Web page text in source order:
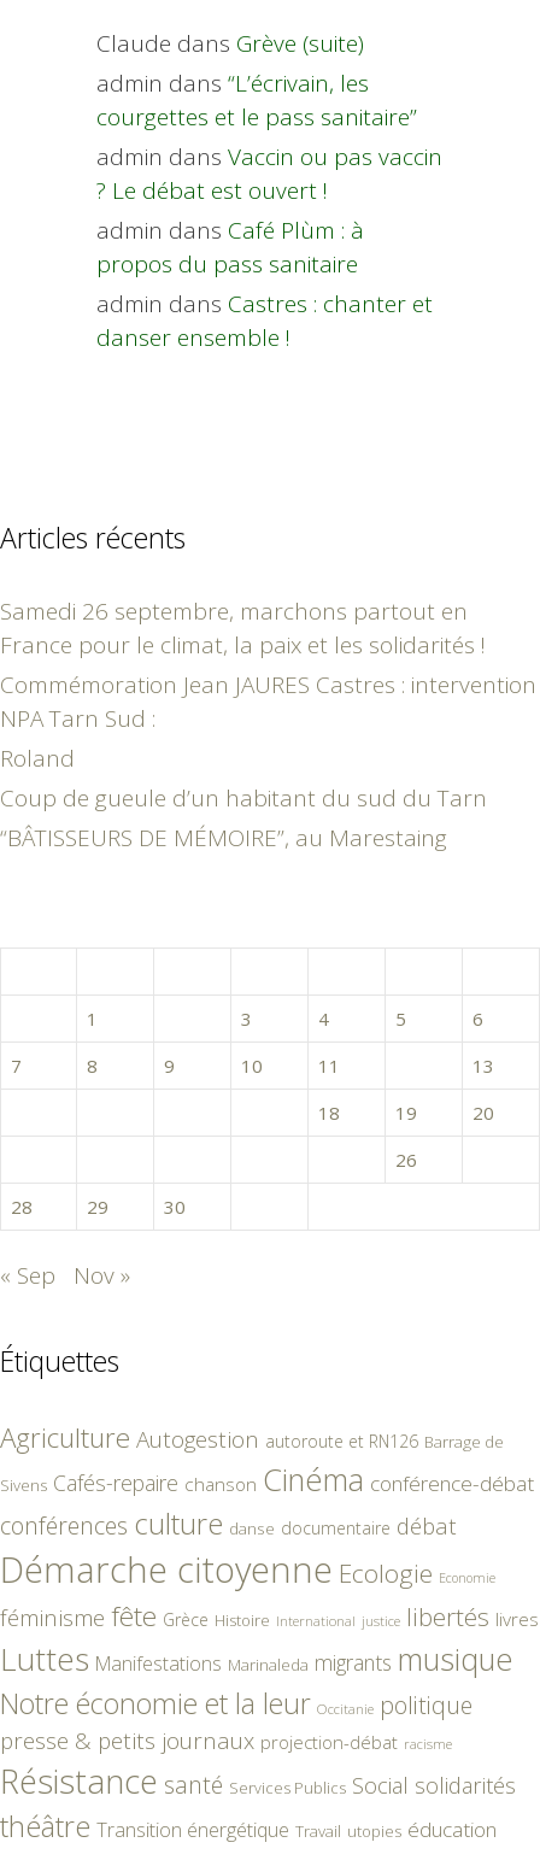
Claude dans Grève (suite)
admin dans “L’écrivain, les
courgettes et le pass sanitaire”
admin dans Vaccin ou pas vaccin
? Le débat est ouvert !
admin dans Café Plùm : à
propos du pass sanitaire
admin dans Castres : chanter et
danser ensemble !
Articles récents
Samedi 26 septembre, marchons partout en
France pour le climat, la paix et les solidarités !
Commémoration Jean JAURES Castres : intervention
NPA Tarn Sud :
Roland
Coup de gueule d’un habitant du sud du Tarn
“BÂTISSEURS DE MÉMOIRE”, au Marestaing
1
3 4 5
6
7
8 9 10 11
13
18 19
20
26
28
29 30
« Sep Nov »
Étiquettes
Agriculture Autogestion autoroute et RN126 Barrage de
Sivens Cafés-repaire chanson Cinéma conférence-débat
conférences culture danse documentaire débat
Démarche citoyenne Ecologie Economie
féminisme fête Grèce Histoire International justice libertés livres
Luttes Manifestations Marinaleda migrants musique
Notre économie et la leur Occitanie politique
presse & petits journaux projection-débat racisme
Résistance santé Services Publics Social solidarités
théâtre Transition énergétique Travail utopies éducation